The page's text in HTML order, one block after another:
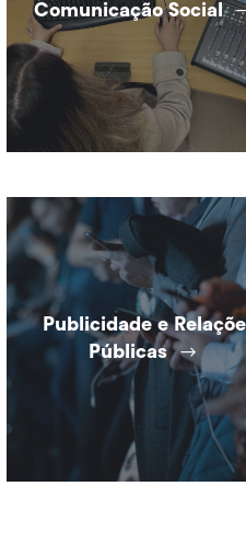
Comunicação Social
Publicidade e
Públicas